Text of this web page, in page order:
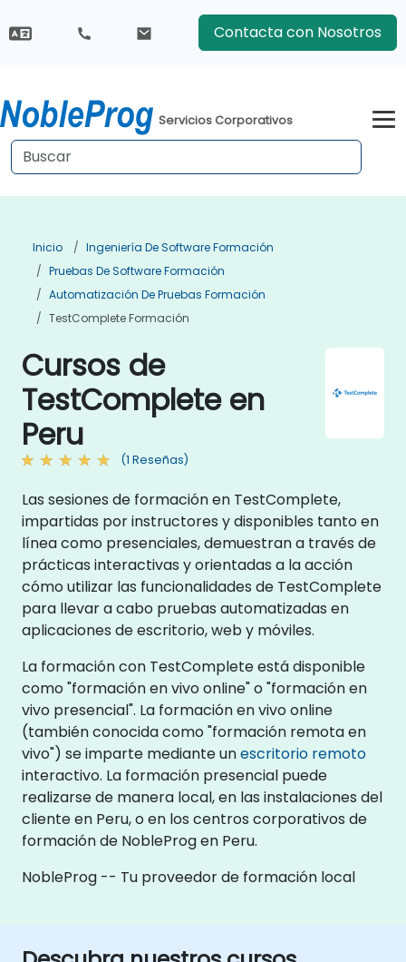
Contacta con Nosotros
Servicios Corporativos
Inicio
Ingeniería De Software Formación
Pruebas De Software Formación
Automatización De Pruebas Formación
TestComplete Formación
Cursos de
TestComplete en
Peru
(1 Reseñas)
Las sesiones de formación en TestComplete,
impartidas por instructores y disponibles tanto en
línea como presenciales, demuestran a través de
prácticas interactivas y orientadas a la acción
cómo utilizar las funcionalidades de TestComplete
para llevar a cabo pruebas automatizadas en
aplicaciones de escritorio, web y móviles.
La formación con TestComplete está disponible
como "formación en vivo online" o "formación en
vivo presencial". La formación en vivo online
(también conocida como "formación remota en
vivo") se imparte mediante unescritorio remoto
interactivo. La formación presencial puede
realizarse de manera local, en las instalaciones del
cliente en Peru, o en los centros corporativos de
formación de NobleProg en Peru.
NobleProg -- Tu proveedor de formación local